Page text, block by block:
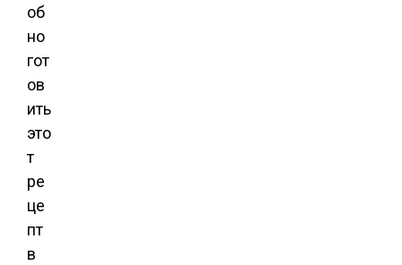
об
но
гот
ов
ить
это
т
ре
це
пт
в